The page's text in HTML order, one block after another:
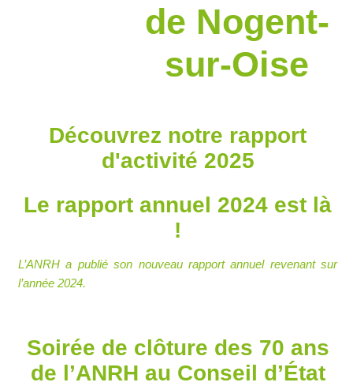
de Nogent-
sur-Oise
Découvrez notre rapport
d'activité 2025
Le rapport annuel 2024 est là
!
L’ANRH a publié son nouveau rapport annuel revenant sur
l’année 2024.
Soirée de clôture des 70 ans
de l’ANRH au Conseil d’État